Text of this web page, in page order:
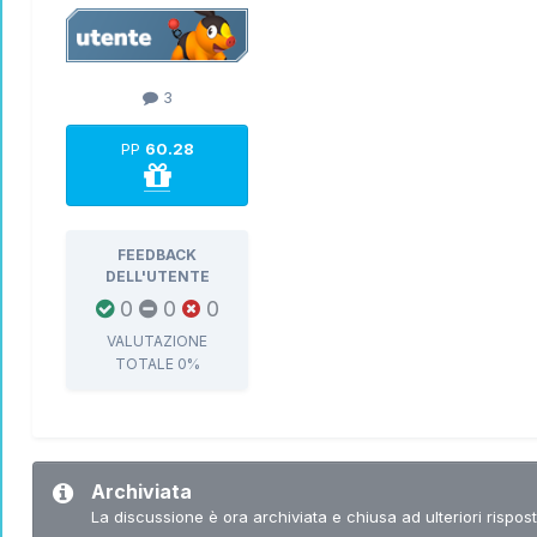
3
PP 60.28
FEEDBACK
DELL'UTENTE
0 0 0
VALUTAZIONE
TOTALE 0%
Archiviata
La discussione è ora archiviata e chiusa ad ulteriori